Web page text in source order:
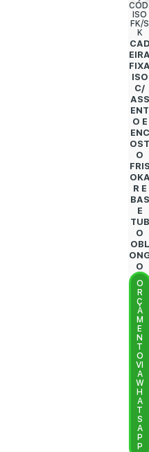
ISO
FK/S
K
ISO
C/
ASS
ENT
O E
ENC
O
R E
BAS
E
TUB
O
OBL
O
O
R
Ç
A
M
E
N
T
O
VI
A
W
H
A
T
S
A
P
P